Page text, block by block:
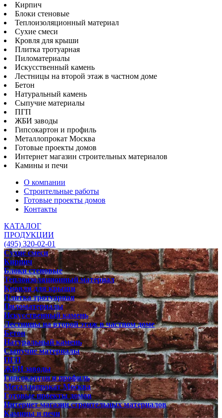
Кирпич
Блоки стеновые
Теплоизоляционный материал
Сухие смеси
Кровля для крыши
Плитка тротуарная
Пиломатериалы
Искусственный камень
Лестницы на второй этаж в частном доме
Бетон
Натуральный камень
Сыпучие материалы
ПГП
ЖБИ заводы
Гипсокартон и профиль
Металлопрокат Москва
Готовые проекты домов
Интернет магазин строительных материалов
Камины и печи
О компании
Строительные работы
Готовые проекты домов
Контакты
КАТАЛОГ
ПРОДУКЦИИ
(495) 320-02-01
Сухие смеси
Кирпич
Блоки стеновые
Теплоизоляционный материал
Кровля для крыши
Плитка тротуарная
Пиломатериалы
Искусственный камень
Лестницы на второй этаж в частном доме
Бетон
Натуральный камень
Сыпучие материалы
ПГП
ЖБИ заводы
Гипсокартон и профиль
Металлопрокат Москва
Готовые проекты домов
Интернет магазин строительных материалов
Камины и печи